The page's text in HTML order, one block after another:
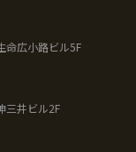
命広小路ビル5F
三井ビル2F